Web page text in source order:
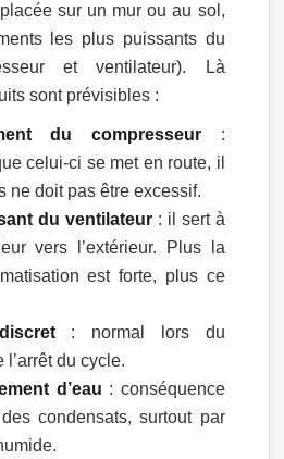
placée sur un mur ou au sol,
les plus puissants du
et ventilateur). Là
sont prévisibles :
du compresseur :
celui-ci se met en route, il
ne doit pas être excessif.
du ventilateur : il sert à
vers l’extérieur. Plus la
est forte, plus ce
: normal lors du
l’arrêt du cycle.
d’eau : conséquence
condensats, surtout par